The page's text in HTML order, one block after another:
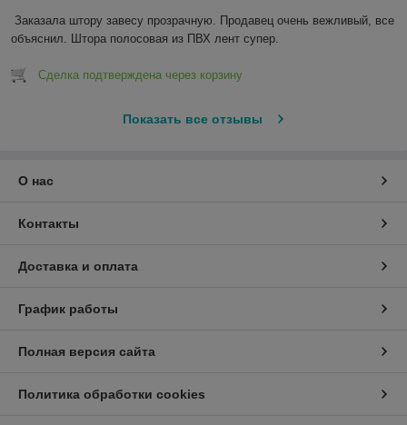
Заказала штору завесу прозрачную. Продавец очень вежливый, все
объяснил. Штора полосовая из ПВХ лент супер.
Сделка подтверждена через корзину
Показать все отзывы
О нас
Контакты
Доставка и оплата
График работы
Полная версия сайта
Политика обработки cookies